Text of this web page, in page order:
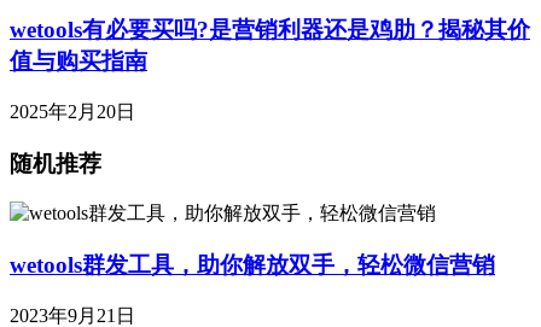
wetools有必要买吗?是营销利器还是鸡肋？揭秘其价
值与购买指南
2025年2月20日
随机推荐
wetools群发工具，助你解放双手，轻松微信营销
2023年9月21日